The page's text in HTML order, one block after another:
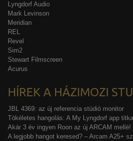
Lyngdorf Audio
Mark Levinson
Meridian
REL
Revel
Sim2
Stewart Filmscreen
Acurus
HÍREK A HÁZIMOZI
JBL 4369: az új referencia stúdió monitor
Tökéletes hangolás: A My Lyngdorf app
Akár 3 év ingyen Roon az új ARCAM mellé!
A legjobb hangot keresed? – Arcam A25+